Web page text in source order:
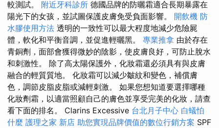
較測試。 附近牙科診所 德國品牌的防曬霜適合長期暴露在
陽光下的女孩，並試圖保護皮膚免受負面影響。 開飲機 防
水膠使用方法 透明的一致性可以最大程度地減少危險屍
體，軟化和平衡音調，並促進輕曬黑。 專業推拿 由於存在
青銅劑，面部會獲得微妙的陰影，使皮膚良好，可防止脫水
和刺激性。 除了高太陽保護外，化妝霜還必須具有與皮膚
融合的輕質質地。 化妝霜可以減少皺紋和變色，補償膚
色，調節皮脂皮脂或減輕刺激。 如果您想知道要選擇哪種
化妝劑霜，以適當照顧自己的膚色並享受完美的化妝，請查
看下面的排名。 Clarins Excessive 台北月子中心 白蟻怕
什麼 護理之家 新店 助您實現品牌價值的數位行銷方案 SPF